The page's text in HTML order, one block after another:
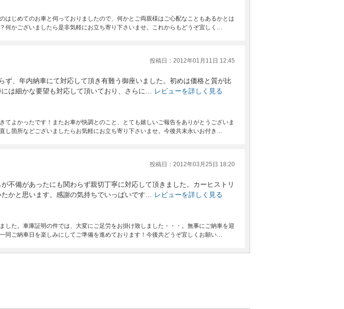
はじめてのお車と伺っておりましたので、何かとご両親様はご心配なこともあるかとは
何かございましたら是非気軽にお立ち寄り下さいませ。これからもどうぞ宜しく…
投稿日：2012年01月11日 12:45
ず、年内納車にて対応して頂き有難う御座いました。初めは価格と質が比
は細かな要望も対応して頂いており、さらに…
レビューを詳しく見る
てよかったです！またお車が快調とのこと、とても嬉しいご報告をありがとうございま
し箇所などございましたらお気軽にお立ち寄り下さいませ。今後共末永いお付き…
投稿日：2012年03月25日 18:20
不備があったにも関わらず親切丁寧に対応して頂きました。カーヒストリ
かと思います。感謝の気持ちでいっぱいです…
レビューを詳しく見る
した。車庫証明の件では、大変にご足労をお掛け致しました・・・。無事にご納車を迎
同ご納車日を楽しみにしてご準備を進めております！今後共どうぞ宜しくお願い…